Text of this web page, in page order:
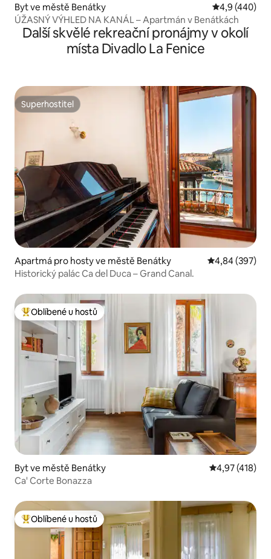
Byt ve městě Benátky Průměrné
4,9 (440)
ÚŽASNÝ VÝHLED NA KANÁL – Apartmán v Benátkách
Další skvělé rekreační pronájmy v okolí
místa Divadlo La Fenice
Superhostitel
Superhostitel
Apartmá pro hosty ve městě Benátky Průměrné
4,84 (397)
Historický palác Ca del Duca – Grand Canal.
Nejlepší v kategorii Oblíbené u hostů
Oblíbené u hostů
Byt ve městě Benátky Průměrné
4,97 (418)
Ca' Corte Bonazza
Nejlepší v kategorii Oblíbené u hostů
Oblíbené u hostů